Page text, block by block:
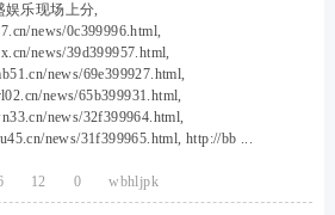
娱乐现场上分,
news/0c399996.html,
news/39d399957.html,
news/69e399927.html,
news/65b399931.html,
news/32f399964.html,
news/31f399965.html, http://bb ...
wbhljpk
12 0